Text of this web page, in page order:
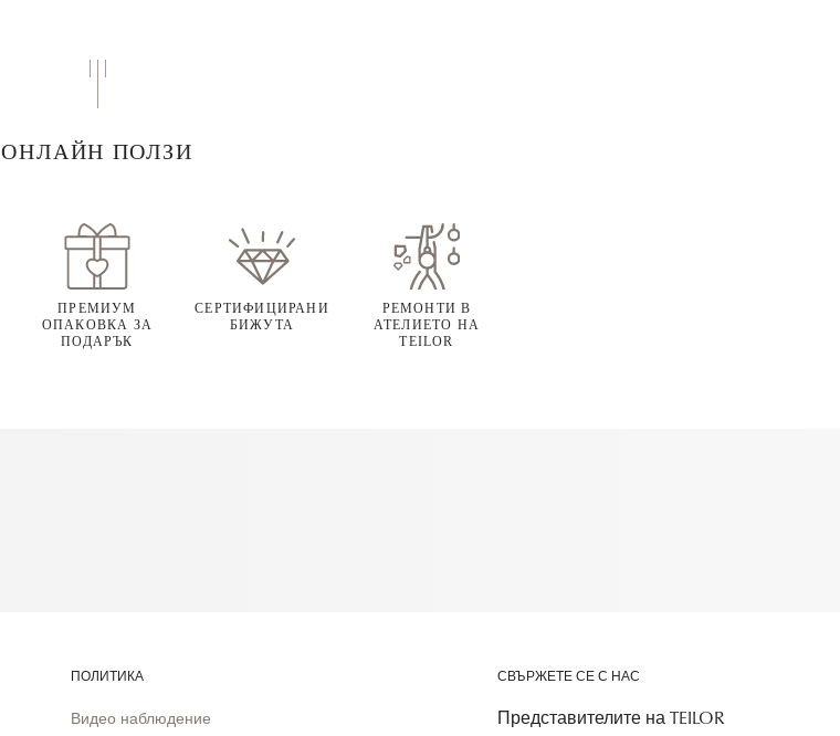
ОНЛАЙН ПОЛЗИ
ПРЕМИУМ
ОПАКОВКА ЗА
ПОДАРЪК
СЕРТИФИЦИРАНИ
БИЖУТА
РЕМОНТИ В
АТЕЛИЕТО НА
TEILOR
ПОЛИТИКА
Видео наблюдение
СВЪРЖЕТЕ СЕ С НАС
Представителите на TEILOR